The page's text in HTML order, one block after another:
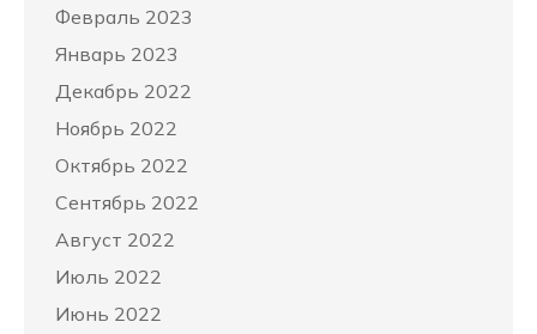
Февраль 2023
Январь 2023
Декабрь 2022
Ноябрь 2022
Октябрь 2022
Сентябрь 2022
Август 2022
Июль 2022
Июнь 2022